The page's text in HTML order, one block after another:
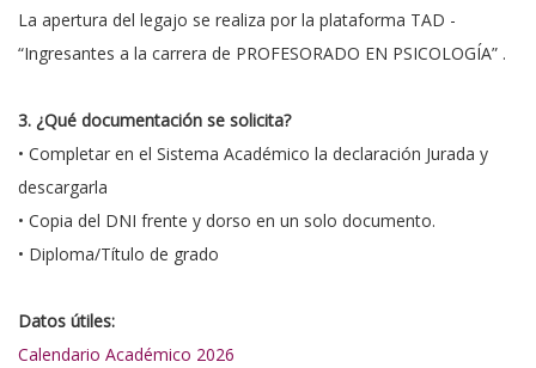
La apertura del legajo se realiza por la plataforma TAD -
“Ingresantes a la carrera de PROFESORADO EN PSICOLOGÍA” .
3. ¿Qué documentación se solicita?
• Completar en el Sistema Académico la declaración Jurada y
descargarla
• Copia del DNI frente y dorso en un solo documento.
• Diploma/Título de grado
Datos útiles:
Calendario Académico 2026